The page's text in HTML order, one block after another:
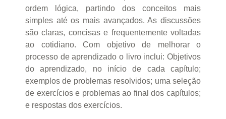
ordem lógica, partindo dos conceitos mais
simples até os mais avançados. As discussões
são claras, concisas e frequentemente voltadas
ao cotidiano. Com objetivo de melhorar o
processo de aprendizado o livro inclui: Objetivos
do aprendizado, no início de cada capítulo;
exemplos de problemas resolvidos; uma seleção
de exercícios e problemas ao final dos capítulos;
e respostas dos exercícios.